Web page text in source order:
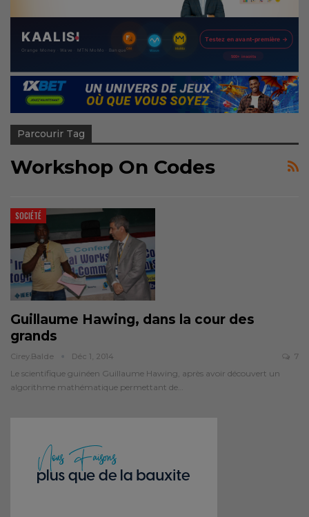
Parcourir Tag
Workshop On Codes
SOCIÉTÉ
Guillaume Hawing, dans la cour des
grands
Cirey.balde Déc 1, 2014 7
Le scientifique guinéen Guillaume Hawing, après avoir découvert un
algorithme mathématique permettant de…